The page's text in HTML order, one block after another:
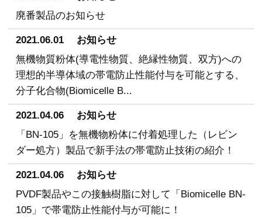
廃番製品のお知らせ
2021.06.01
お知らせ
無機物質粉体(導電性物質、絶縁性物質、双方)への
理想的半導体域の帯電防止性能付与を可能とする、
分子化合物(Biomicelle B...
2021.04.06
お知らせ
「BN-105」を無機物粉体に付着処理した（レビン
ダー処方）製品で新手法の帯電防止技術の紹介！
2021.04.06
お知らせ
PVDF製品やこの接触樹脂に対して「Biomicelle BN-
105」で帯電防止性能付与が可能に！